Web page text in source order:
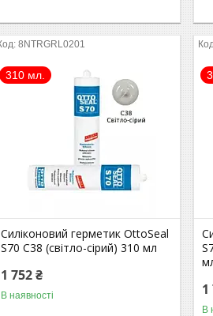
8NTRGRL0201
310 мл.
Силіконовий герметик OttoSeal
S70 C38 (світло-сірий) 310 мл
1 752 ₴
В наявності 1
В